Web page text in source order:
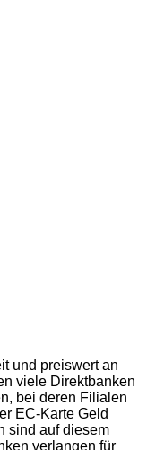
und preiswert an
viele Direktbanken
bei deren Filialen
EC-Karte Geld
sind auf diesem
verlangen für